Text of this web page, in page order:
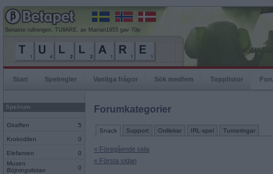
Senaste rullningen, TUllARE, av Marran1955 gav 70p
Start Spelregler Vanliga frågor Sök medlem Topplistor
Spelrum
Giraffen 5
Krokodilen 0
Elefanten
0
Musen
Böjningslistan
0
Forumkategorier
Snack Support Ordlekar IRL-spel Turneringar
« Föregående sida
« Första sidan